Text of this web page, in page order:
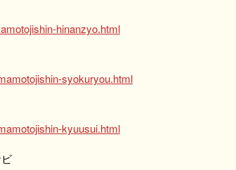
hinanzyo.html
syokuryou.html
kyuusui.html